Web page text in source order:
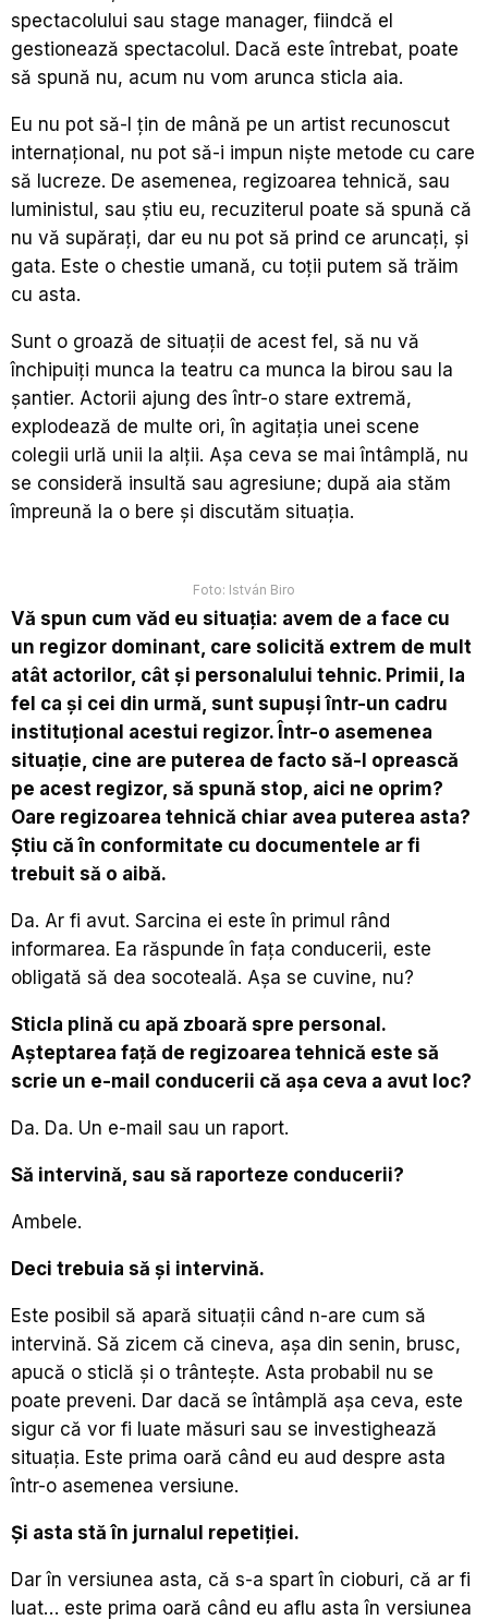
spectacolului sau stage manager, fiindcă el
gestionează spectacolul. Dacă este întrebat, poate
să spună nu, acum nu vom arunca sticla aia.
Eu nu pot să-l țin de mână pe un artist recunoscut
internațional, nu pot să-i impun niște metode cu care
să lucreze. De asemenea, regizoarea tehnică, sau
luministul, sau știu eu, recuziterul poate să spună că
nu vă supărați, dar eu nu pot să prind ce aruncați, și
gata. Este o chestie umană, cu toții putem să trăim
cu asta.
Sunt o groază de situații de acest fel, să nu vă
închipuiți munca la teatru ca munca la birou sau la
șantier. Actorii ajung des într-o stare extremă,
explodează de multe ori, în agitația unei scene
colegii urlă unii la alții. Așa ceva se mai întâmplă, nu
se consideră insultă sau agresiune; după aia stăm
împreună la o bere și discutăm situația.
Foto: István Biro
Vă spun cum văd eu situația: avem de a face cu
un regizor dominant, care solicită extrem de mult
atât actorilor, cât și personalului tehnic. Primii, la
fel ca și cei din urmă, sunt supuși într-un cadru
instituțional acestui regizor. Într-o asemenea
situație, cine are puterea de facto să-l oprească
pe acest regizor, să spună stop, aici ne oprim?
Oare regizoarea tehnică chiar avea puterea asta?
Știu că în conformitate cu documentele ar fi
trebuit să o aibă.
Da. Ar fi avut. Sarcina ei este în primul rând
informarea. Ea răspunde în fața conducerii, este
obligată să dea socoteală. Așa se cuvine, nu?
Sticla plină cu apă zboară spre personal.
Așteptarea față de regizoarea tehnică este să
scrie un e-mail conducerii că așa ceva a avut loc?
Da. Da. Un e-mail sau un raport.
Să intervină, sau să raporteze conducerii?
Ambele.
Deci trebuia să și intervină.
Este posibil să apară situații când n-are cum să
intervină. Să zicem că cineva, așa din senin, brusc,
apucă o sticlă și o trântește. Asta probabil nu se
poate preveni. Dar dacă se întâmplă așa ceva, este
sigur că vor fi luate măsuri sau se investighează
situația. Este prima oară când eu aud despre asta
într-o asemenea versiune.
Și asta stă în jurnalul repetiției.
Dar în versiunea asta, că s-a spart în cioburi, că ar fi
luat… este prima oară când eu aflu asta în versiunea